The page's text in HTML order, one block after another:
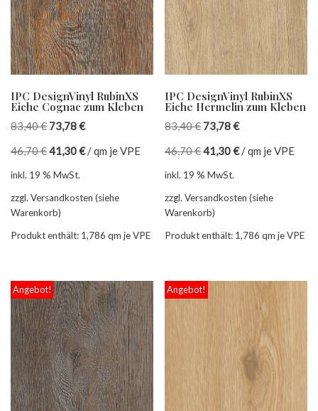
IPC DesignVinyl RubinXS
Eiche Cognac zum Kleben
83,40€ 73,78€
46,70€41,30€/qm je VPE
inkl. 19 % MwSt.
zzgl. Versandkosten (siehe
Warenkorb)
Produkt enthält: 1,786 qm je VPE
IPC DesignVinyl RubinXS
Eiche Hermelin zum Kleben
83,40€ 73,78€
46,70€41,30€/qm je VPE
inkl. 19 % MwSt.
zzgl. Versandkosten (siehe
Warenkorb)
Produkt enthält: 1,786qm je VPE
Angebot! Angebot!